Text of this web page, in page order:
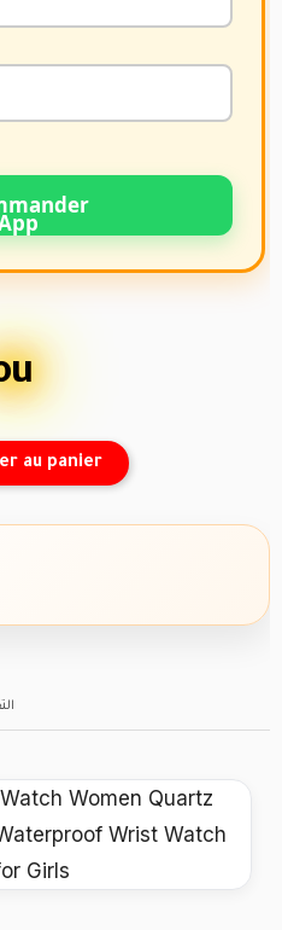
au panier
Women Quartz
Wrist Watch
Girls